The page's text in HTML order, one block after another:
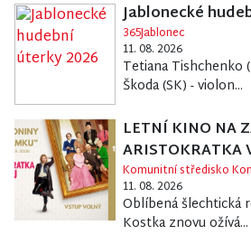
Jablonecké
365Jablonec
11. 08. 2026
Tetiana Tishchenko
Škoda (SK) - violon...
LETNÍ KINO NA
ARISTOKRATKA
Komunitní středisko
11. 08. 2026
Oblíbená šlechtická
Kostka znovu ožívá...